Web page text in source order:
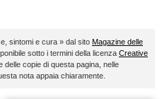
sintomi e cura » dal sito Magazine delle
sotto i termini della licenza Creative
delle copie di questa pagina, nelle
nota appaia chiaramente.